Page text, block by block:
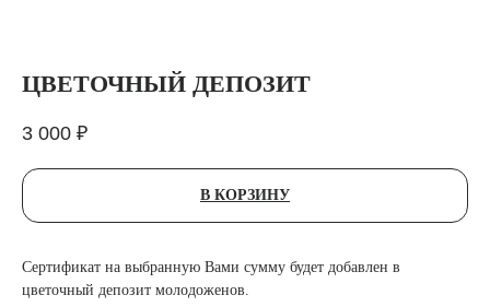
ЦВЕТОЧНЫЙ ДЕПОЗИТ
3 000 ₽
В КОРЗИНУ
Сертификат на выбранную Вами сумму будет добавлен в
цветочный депозит молодоженов.